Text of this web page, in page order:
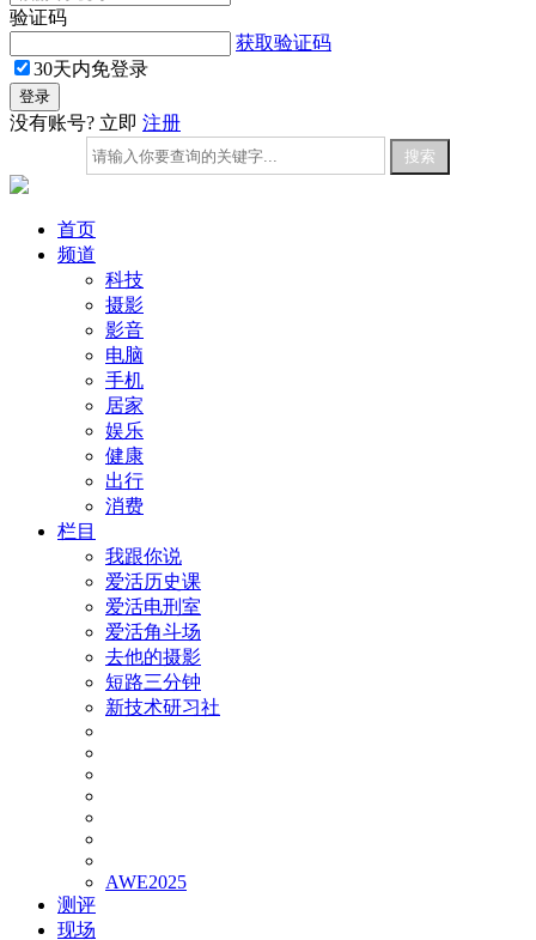
验证码
获取验证码
30天内免登录
没有账号? 立即 注册
首页
频道
科技
摄影
影音
电脑
手机
居家
娱乐
健康
出行
消费
栏目
我跟你说
爱活历史课
爱活电刑室
爱活角斗场
去他的摄影
短路三分钟
新技术研习社
AWE2025
测评
现场